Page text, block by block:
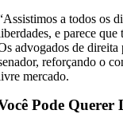
a todos os
e parece
advogados de
reforçando o
mercado.
Pode Querer